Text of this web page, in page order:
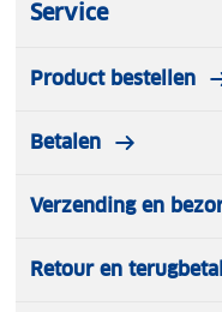
Service
Product bestellen
Betalen
Verzending en
Retour en